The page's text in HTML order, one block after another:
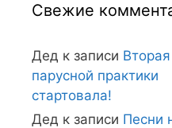
Свежие
Дед к записи
парусной практики
стартовала!
Дед к записи Песни